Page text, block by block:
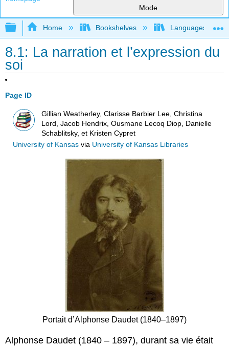
Mode
Expand/collapse global hierarchy
Home Bookshelves Languages
8.1: La narration et l’expression du
soi
Page ID
Gillian Weatherley, Clarisse Barbier Lee, Christina
Lord, Jacob Hendrix, Ousmane Lecoq Diop, Danielle
Schablitsky, et Kristen Cypret
University of Kansasvia University of Kansas Libraries
Portait d’Alphonse Daudet (1840–1897)
Alphonse Daudet (1840 – 1897), durant sa vie était